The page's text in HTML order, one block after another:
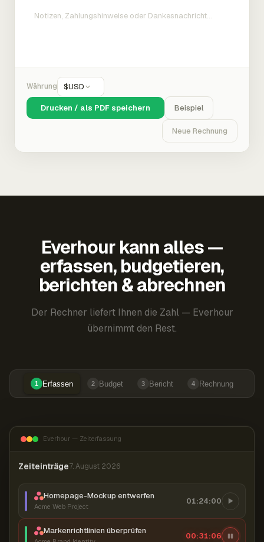
Währung $USD
Drucken / als PDF speichern Beispiel
Neue Rechnung
Everhour kann alles —
erfassen, budgetieren,
berichten & abrechnen
Der Rechner liefert Ihnen die Zahl — Everhour
übernimmt den Rest.
1 Erfassen 2 Budget 3 Bericht 4 Rechnung
Everhour — Zeiterfassung
Zeiteinträge7. August 2026
Homepage-Mockup entwerfen
Acme Web Project
01:24:00
Markenrichtlinien überprüfen 00:31:07